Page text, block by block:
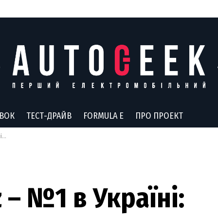
ТЕСТ-ДРАЙВ FORMULA E ПРО ПРОЕКТ
№1 в Україні: